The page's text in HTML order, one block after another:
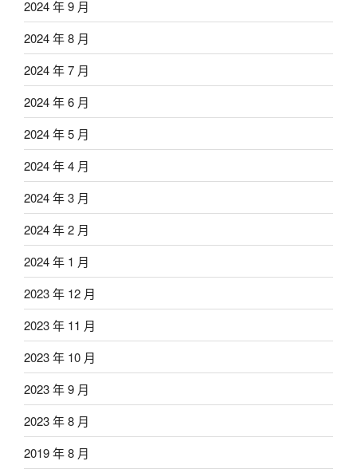
2024 年 9 月
2024 年 8 月
2024 年 7 月
2024 年 6 月
2024 年 5 月
2024 年 4 月
2024 年 3 月
2024 年 2 月
2024 年 1 月
2023 年 12 月
2023 年 11 月
2023 年 10 月
2023 年 9 月
2023 年 8 月
2019 年 8 月